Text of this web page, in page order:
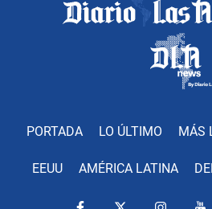
PORTADA LO ÚLTIMO MÁS
EEUU AMÉRICA LATINA